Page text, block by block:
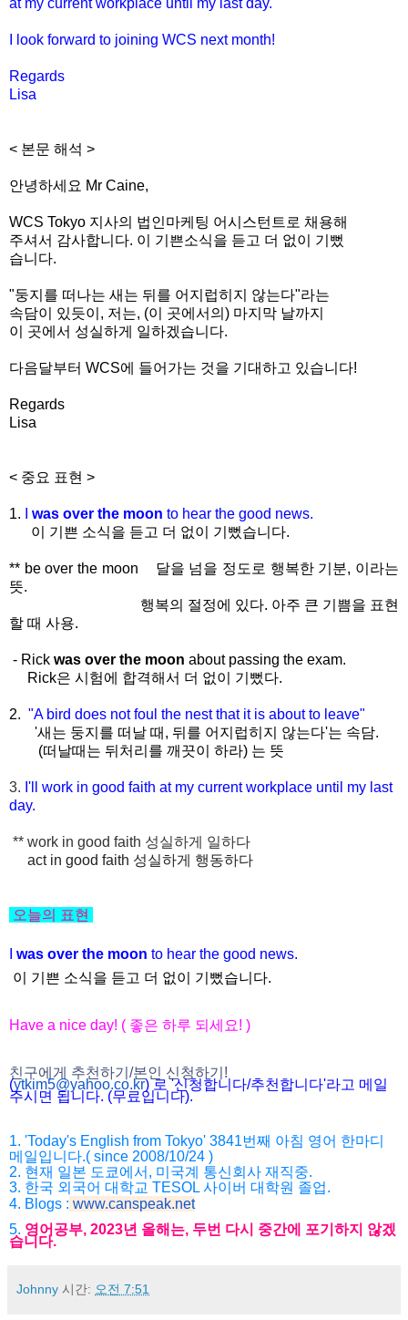
I look forward to joining WCS next month!
Regards
Lisa
< 본문 해석 >
안녕하세요 Mr Caine,
WCS Tokyo 지사의 법인마케팅 어시스턴트로 채용해
주셔서 감사합니다. 이 기쁜소식을 듣고 더 없이 기뻤
습니다.
"둥지를 떠나는 새는 뒤를 어지럽히지 않는다"라는
속담이 있듯이, 저는, (이 곳에서의) 마지막 날까지
이 곳에서 성실하게 일하겠습니다.
다음달부터 WCS에 들어가는 것을 기대하고 있습니다!
Regards
Lisa
< 중요 표현 >
1. was over the moon to hear the good news.
이 기쁜 소식을 듣고 더 없이 기뻤습니다.
** be over the moon
달을 넘을 정도로 행복한 기분, 이라는
뜻.
행복의 절정에 있다. 아주 큰 기쁨을 표현
할 때 사용.
- Rick was over the moon about passing the exam.
Rick은 시험에 합격해서 더 없이 기뻤다.
2. "A bird does not foul the nest that it is about to leave"
'새는 둥지를 떠날 때, 뒤를 어지럽히지 않는다'는 속담.
(떠날때는 뒤처리를 깨끗이 하라) 는 뜻
3. I'll work in good faith at my current workplace until my last
day.
** work in good faith 성실하게 일하다
act in good faith 성실하게 행동하다
오늘의 표현
was over the moon to hear the good news.
이 기쁜 소식을 듣고 더 없이 기뻤습니다.
Have a nice day! ( 좋은 하루 되세요! )
친구에게 추천하기/본인 신청하기!
(ytkim5@yahoo.co.kr) 로 '신청합니다/추천합니다'라고 메일
주시면 됩니다. (무료입니다).
1. 'Today's English from Tokyo' 3841번째 아침 영어 한마디
메일입니다.( since 2008/10/24 )
2. 현재 일본 도쿄에서, 미국계 통신회사 재직중.
3. 한국 외국어 대학교 TESOL 사이버 대학원 졸업.
4. Blogs : www.canspeak.net
5. 영어공부, 2023년 올해는, 두번 다시 중간에 포기하지 않겠
습니다.
Johnny 시간: 오전 7:51